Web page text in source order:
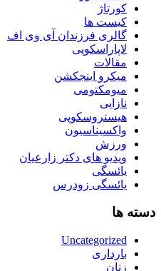
کورتاژ
کیست ها
گالری فرزندان آی وی اف
لاپاراسکوپی
مقالات
میکرو اینجکشن
میومکتومی
نازایی
هیستروسکوپی
واکسیناسیون
ورزش
ویدیو های دکتر زارعیان
یائسگی
یائسگی زودرس
دسته ها
Uncategorized
بارداری
زنان